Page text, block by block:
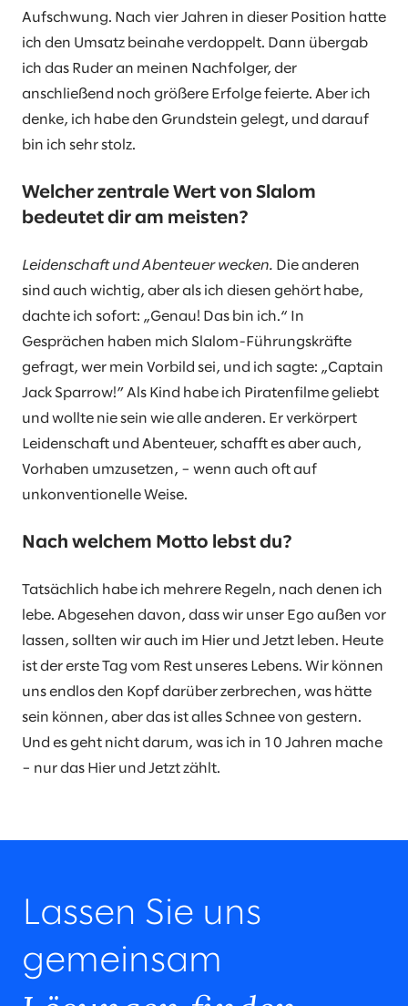
Aufschwung. Nach vier Jahren in dieser Position hatte
ich den Umsatz beinahe verdoppelt. Dann übergab
ich das Ruder an meinen Nachfolger, der
anschließend noch größere Erfolge feierte. Aber ich
denke, ich habe den Grundstein gelegt, und darauf
bin ich sehr stolz.
Welcher zentrale Wert von Slalom
bedeutet dir am meisten?
Leidenschaft und Abenteuer wecken. Die anderen
sind auch wichtig, aber als ich diesen gehört habe,
dachte ich sofort: „Genau! Das bin ich.“ In
Gesprächen haben mich Slalom-Führungskräfte
gefragt, wer mein Vorbild sei, und ich sagte: „Captain
Jack Sparrow!” Als Kind habe ich Piratenfilme geliebt
und wollte nie sein wie alle anderen. Er verkörpert
Leidenschaft und Abenteuer, schafft es aber auch,
Vorhaben umzusetzen, – wenn auch oft auf
unkonventionelle Weise.
Nach welchem Motto lebst du?
Tatsächlich habe ich mehrere Regeln, nach denen ich
lebe. Abgesehen davon, dass wir unser Ego außen vor
lassen, sollten wir auch im Hier und Jetzt leben. Heute
ist der erste Tag vom Rest unseres Lebens. Wir können
uns endlos den Kopf darüber zerbrechen, was hätte
sein können, aber das ist alles Schnee von gestern.
Und es geht nicht darum, was ich in 10 Jahren mache
– nur das Hier und Jetzt zählt.
Lassen Sie uns
gemeinsam